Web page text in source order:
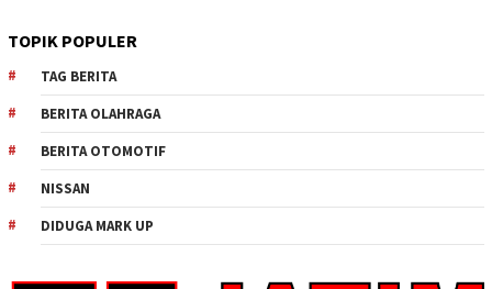
TOPIK POPULER
TAG BERITA
BERITA OLAHRAGA
BERITA OTOMOTIF
NISSAN
DIDUGA MARK UP